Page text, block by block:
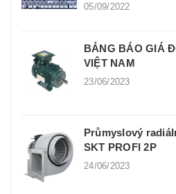
05/09/2022
BẢNG BÁO GIÁ
VIỆT NAM
23/06/2023
Průmyslový
SKT PROFI 2P
24/06/2023